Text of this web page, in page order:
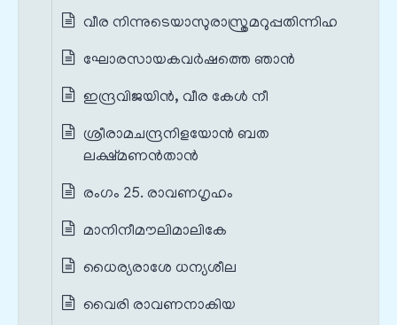
വീര നിന്നുടെയാസുരാസ്ത്രമറുപ്പതിന്നിഹ
ഘോരസായകവർഷത്തെ ഞാൻ
ഇന്ദ്രവിജയിൻ, വീര കേൾ നീ
ശ്രീരാമചന്ദ്രനിളയോൻ ബത
ലക്ഷ്മണൻതാൻ
രംഗം 25. രാവണഗൃഹം
മാനിനീമൗലിമാലികേ
ധൈര്യരാശേ ധന്യശീല
വൈരി രാവണനാകിയ